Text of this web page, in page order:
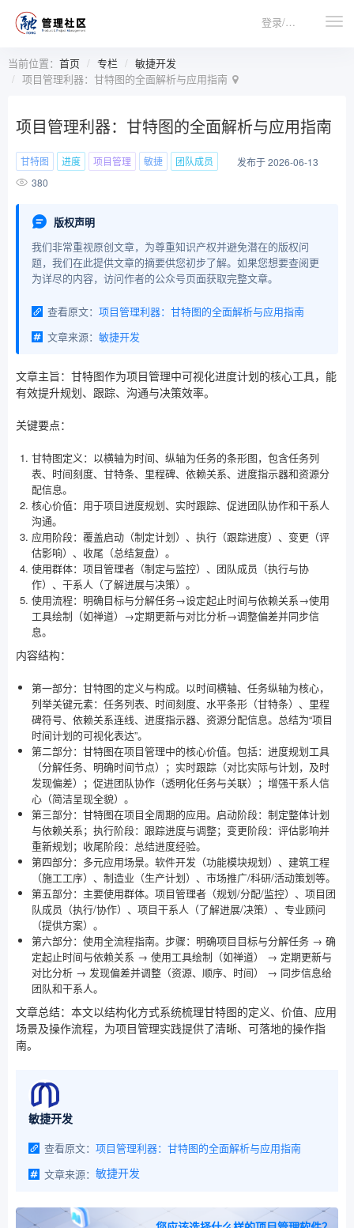
登录/注册
当前位置： 首页 专栏
敏捷开发
项目管理利器：甘特图的全面解析与应用指南
项目管理利器：甘特图的全面解析与应用指南
甘特图 进度 项目管理 敏捷 团队成员
发布于 2026-06-13
380
版权声明
我们非常重视原创文章，为尊重知识产权并避免潜在的版权问
题，我们在此提供文章的摘要供您初步了解。如果您想要查阅更
为详尽的内容，访问作者的公众号页面获取完整文章。
查看原文： 项目管理利器：甘特图的全面解析与应用指南
文章来源： 敏捷开发
文章主旨：甘特图作为项目管理中可视化进度计划的核心工具，能
有效提升规划、跟踪、沟通与决策效率。
关键要点：
甘特图定义：以横轴为时间、纵轴为任务的条形图，包含任务列
表、时间刻度、甘特条、里程碑、依赖关系、进度指示器和资源分
配信息。
核心价值：用于项目进度规划、实时跟踪、促进团队协作和干系人
沟通。
应用阶段：覆盖启动（制定计划）、执行（跟踪进度）、变更（评
估影响）、收尾（总结复盘）。
使用群体：项目管理者（制定与监控）、团队成员（执行与协
作）、干系人（了解进展与决策）。
使用流程：明确目标与分解任务→设定起止时间与依赖关系→使用
工具绘制（如禅道）→定期更新与对比分析→调整偏差并同步信
息。
内容结构：
第一部分：甘特图的定义与构成。以时间横轴、任务纵轴为核心，
列举关键元素：任务列表、时间刻度、水平条形（甘特条）、里程
碑符号、依赖关系连线、进度指示器、资源分配信息。总结为“项目
时间计划的可视化表达”。
第二部分：甘特图在项目管理中的核心价值。包括：进度规划工具
（分解任务、明确时间节点）；实时跟踪（对比实际与计划，及时
发现偏差）；促进团队协作（透明化任务与关联）；增强干系人信
心（简洁呈现全貌）。
第三部分：甘特图在项目全周期的应用。启动阶段：制定整体计划
与依赖关系；执行阶段：跟踪进度与调整；变更阶段：评估影响并
重新规划；收尾阶段：总结进度经验。
第四部分：多元应用场景。软件开发（功能模块规划）、建筑工程
（施工工序）、制造业（生产计划）、市场推广/科研/活动策划等。
第五部分：主要使用群体。项目管理者（规划/分配/监控）、项目团
队成员（执行/协作）、项目干系人（了解进展/决策）、专业顾问
（提供方案）。
第六部分：使用全流程指南。步骤：明确项目目标与分解任务 → 确
定起止时间与依赖关系 → 使用工具绘制（如禅道） → 定期更新与
对比分析 → 发现偏差并调整（资源、顺序、时间） → 同步信息给
团队和干系人。
文章总结：本文以结构化方式系统梳理甘特图的定义、价值、应用
场景及操作流程，为项目管理实践提供了清晰、可落地的操作指
南。
敏捷开发
查看原文： 项目管理利器：甘特图的全面解析与应用指南
文章来源： 敏捷开发